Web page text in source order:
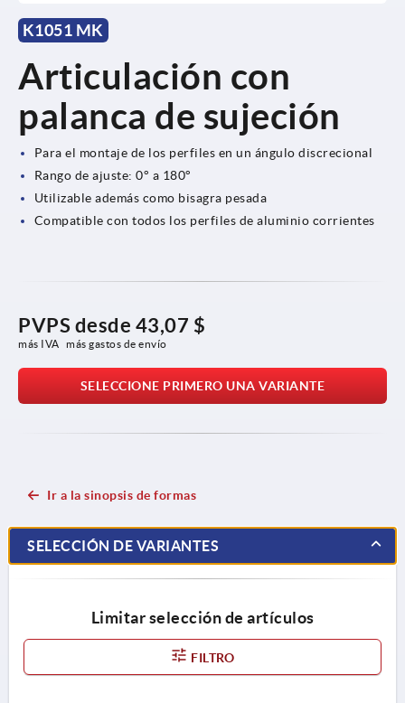
K1051 MK
Articulación con
palanca de sujeción
Para el montaje de los perfiles en un ángulo discrecional
Rango de ajuste: 0° a 180°
Utilizable además como bisagra pesada
Compatible con todos los perfiles de aluminio corrientes
PVPS desde 43,07 $
más IVA más gastos de envío
SELECCIONE PRIMERO UNA VARIANTE
Ir a la sinopsis de formas
SELECCIÓN DE VARIANTES
Limitar selección de artículos
FILTRO